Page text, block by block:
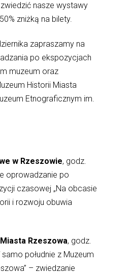
nasze wystawy
zniżką na bilety.
zapraszamy na
po ekspozycjach
muzeum oraz
Historii Miasta
Etnograficznym im.
w Rzeszowie, godz.
oprowadzanie po
czasowej „Na obcasie
i rozwoju obuwia
Rzeszowa, godz.
południe z Muzeum
– zwiedzanie